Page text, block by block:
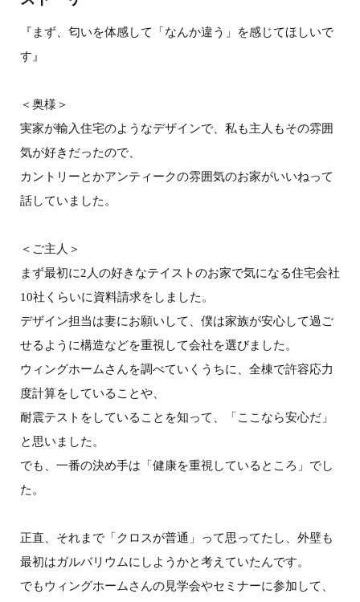
『まず、匂いを体感して「なんか違う」を感じてほしいで
す』
＜奥様＞
実家が輸入住宅のようなデザインで、私も主人もその雰囲
気が好きだったので、
カントリーとかアンティークの雰囲気のお家がいいねって
話していました。
＜ご主人＞
まず最初に2人の好きなテイストのお家で気になる住宅会社
10社くらいに資料請求をしました。
デザイン担当は妻にお願いして、僕は家族が安心して過ご
せるように構造などを重視して会社を選びました。
ウィングホームさんを調べていくうちに、全棟で許容応力
度計算をしていることや、
耐震テストをしていることを知って、「ここなら安心だ」
と思いました。
でも、一番の決め手は「健康を重視しているところ」でし
た。
正直、それまで「クロスが普通」って思ってたし、外壁も
最初はガルバリウムにしようかと考えていたんです。
でもウィングホームさんの見学会やセミナーに参加して、